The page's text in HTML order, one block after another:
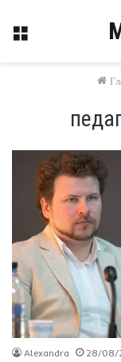
Меню
Alexandra 28/08/